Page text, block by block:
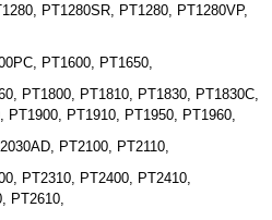
PT1280SR, PT1280, PT1280VP,
PT1600, PT1650,
PT1800, PT1810, PT1830, PT1830C,
PT1900, PT1910, PT1950, PT1960,
PT2100, PT2110,
PT2310, PT2400, PT2410,
PT2610,